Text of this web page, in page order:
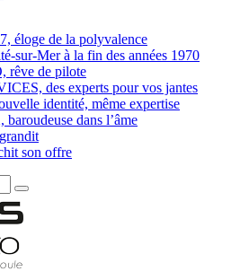
éloge de la polyvalence
sur-Mer à la fin des années 1970
rêve de pilote
des experts pour vos jantes
identité, même expertise
dans l’âme
son offre